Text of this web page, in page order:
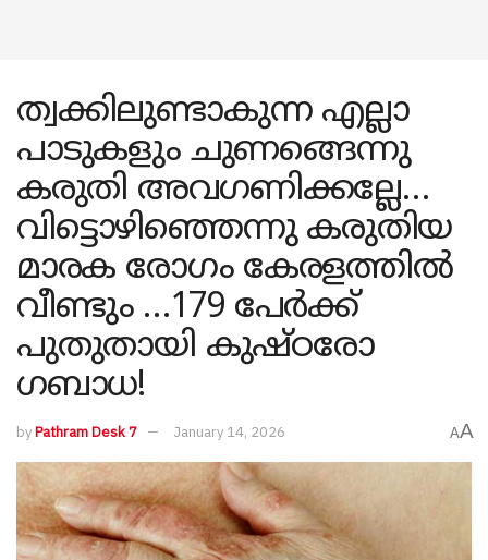
ത്വക്കിലുണ്ടാകുന്ന എല്ലാ
പാടുകളും ചുണങ്ങെന്നു
കരുതി അവ​ഗണിക്കല്ലേ…
വിട്ടൊഴിഞ്ഞെന്നു കരുതിയ
മാരക രോ​ഗം കേരളത്തിൽ
വീണ്ടും …179 പേർക്ക്
പുതുതായി കുഷ്ഠരോ​
ഗബാധ!
byPathram Desk 7 January 14, 2026 AA